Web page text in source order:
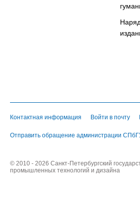
Контактная информация Войти в почту
Отправить обращение администрации
© 2010 - 2026 Санкт-Петербургский
промышленных технологий и дизайна